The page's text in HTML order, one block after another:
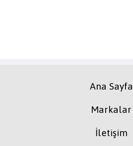
Ana Sayfa
Markalar
İletişim